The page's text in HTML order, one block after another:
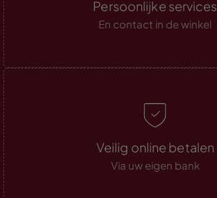
Persoonlijke services
En contact in de winkel
Veilig online betalen
Via uw eigen bank